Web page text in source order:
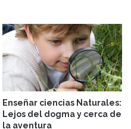
Enseñar ciencias Naturales:
Lejos del dogma y cerca de
la aventura